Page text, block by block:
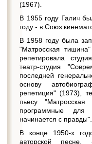
(1967).
В 1955 году Галич
году - в Союз
В 1958 году была
"Матросская
репетировала
театр-студия
последней
основу
репетиция" (1973),
пьесу
программные для
начинается с правды".
В конце 1950-х
авторской